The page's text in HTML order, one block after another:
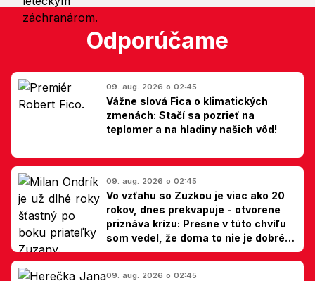
Odporúčame
09. aug. 2026 o 02:45
Vážne slová Fica o klimatických
zmenách: Stačí sa pozrieť na
teplomer a na hladiny našich vôd!
09. aug. 2026 o 02:45
Vo vzťahu so Zuzkou je viac ako 20
rokov, dnes prekvapuje - otvorene
priznáva krízu: Presne v túto chvíľu
som vedel, že doma to nie je dobré,
hovorí Milan Ondrík
09. aug. 2026 o 02:45